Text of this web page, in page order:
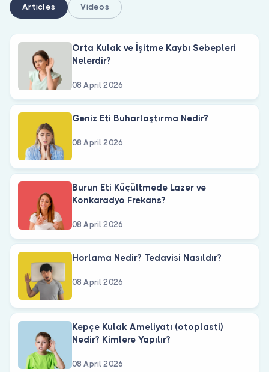
Articles Videos
Orta Kulak ve İşitme Kaybı Sebepleri
Nelerdir?
08 April 2026
Geniz Eti Buharlaştırma Nedir?
08 April 2026
Burun Eti Küçültmede Lazer ve
Konkaradyo Frekans?
08 April 2026
Horlama Nedir? Tedavisi Nasıldır?
08 April 2026
Kepçe Kulak Ameliyatı (otoplasti)
Nedir? Kimlere Yapılır?
08 April 2026